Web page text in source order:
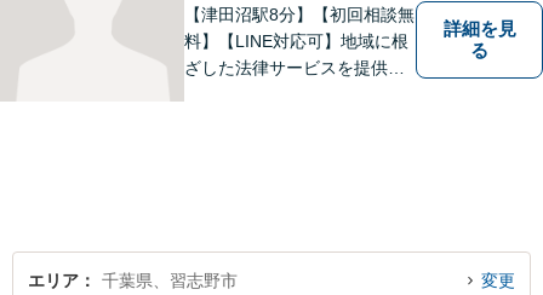
りと伺います。
【津田沼駅8分】【初回相談無
料】【LINE対応可】地域に根
ざした法律サービスを提供し
詳細を見
る
エリア 千葉県、習志野市 変更